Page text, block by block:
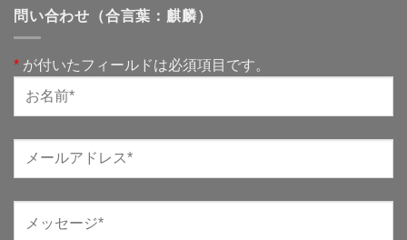
問い合わせ（合言葉：麒麟）
* が付いたフィールドは必須項目です。